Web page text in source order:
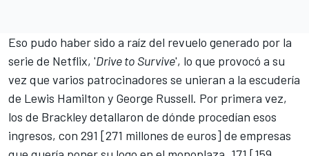
Eso pudo haber sido a raíz del revuelo generado por la
serie de Netflix, 'Drive to Survive', lo que provocó a su
vez que varios patrocinadores se unieran a la escudería
de Lewis Hamilton y George Russell. Por primera vez,
los de Brackley detallaron de dónde procedían esos
ingresos, con 291 [271 millones de euros] de empresas